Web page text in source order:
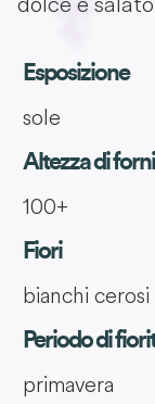
Esposizione
sole
Altezza di
100+
Fiori
bianchi cerosi
Periodo di
primavera